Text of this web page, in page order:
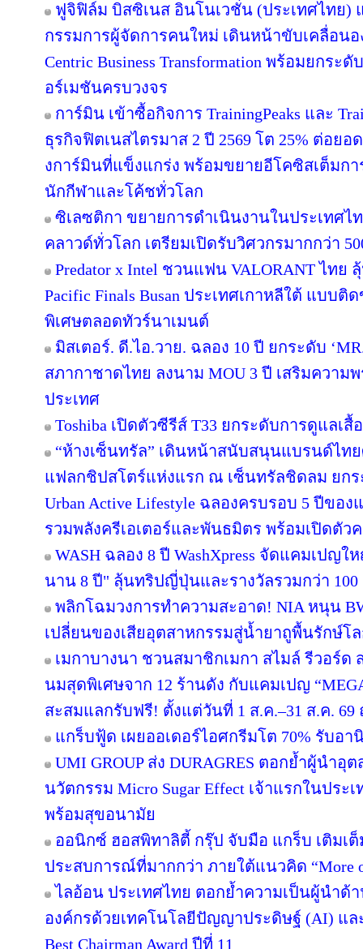
ฟูจิฟิล์ม บิสซิเนส อินโนเวชั่น (ประเทศไทย)
กรรมการผู้จัดการคนใหม่ เดินหน้าขับเคลื่อนอ
Centric Business Transformation พร้อมยก
อร์เมชันครบวงจร
การ์มิน เข้าซื้อกิจการ TrainingPeaks และ
ธุรกิจฟิตเนสไตรมาส 2 ปี 2569 โต 25% ต่อย
งการ์มินที่แข็งแกร่ง พร้อมขยายอีโคซิสเต็มก
นักกีฬาและโค้ชทั่วโลก
ซิเลซติกา ขยายการดำเนินงานในประเทศไ
คลาวด์ทั่วโลก เตรียมเปิดรับวิศวกรมากกว่า
Predator x Intel ชวนแฟน VALORANT ไท
Pacific Finals Busan ประเทศเกาหลีใต้ แบบ
พิเศษตลอดทัวร์นาเมนต์
มิสเตอร์. ดี.ไอ.วาย. ฉลอง 10 ปี ยกระดับ
สภากาชาดไทย ลงนาม MOU 3 ปี เสริมความ
ประเทศ
Toshiba เปิดตัวซีรีส์ T33 ยกระดับการดูแลเ
“ห้างเซ็นทรัล” เดินหน้าสนับสนุนแบรนด์ไทย
แฟลกชิปสโตร์แห่งแรก ณ เซ็นทรัลชิดลม ยก
Urban Active Lifestyle ฉลองครบรอบ 5 ปีของ
รวมพลังครีเอเตอร์และพันธมิตร พร้อมเปิดตัว
WASH ฉลอง 8 ปี WashXpress จัดแคมเปญ
นาน 8 ปี" ลุ้นทริปญี่ปุ่นและรางวัลรวมกว่า 100
พลิกโฉมวงการทำความสะอาด! NIA หนุน
เปลี่ยนของเสียอุตสาหกรรมสู่น้ำยาถูพื้นรักษ์โ
เมกาบางนา ชวนสมาชิกเมกา สไมล์ รีวอร์ด
นมสุดพิเศษจาก 12 ร้านดัง กับแคมเปญ
สะสมแลกรับฟรี! ตั้งแต่วันที่ 1 ส.ค.–31 ส.ค.
แกร็บฟู้ด เผยออเดอร์ไอศกรีมโต 70% รับอา
UMI GROUP ส่ง DURAGRES ตอกย้ำผู้นำอุ
นวัตกรรม Micro Sugar Effect เจ้าแรกในปร
พร้อมสุขอนามัย
ออนิกซ์ ฮอสพิทาลิตี้ กรุ๊ป จับมือ แกร็บ เติมเ
ประสบการณ์ที่มากกว่า ภายใต้แนวคิด “More
ไลอ้อน ประเทศไทย ตอกย้ำความเป็นผู้นำด้
องค์กรด้วยเทคโนโลยีปัญญาประดิษฐ์ (AI) และ
Best Chairman Award ปีที่ 11